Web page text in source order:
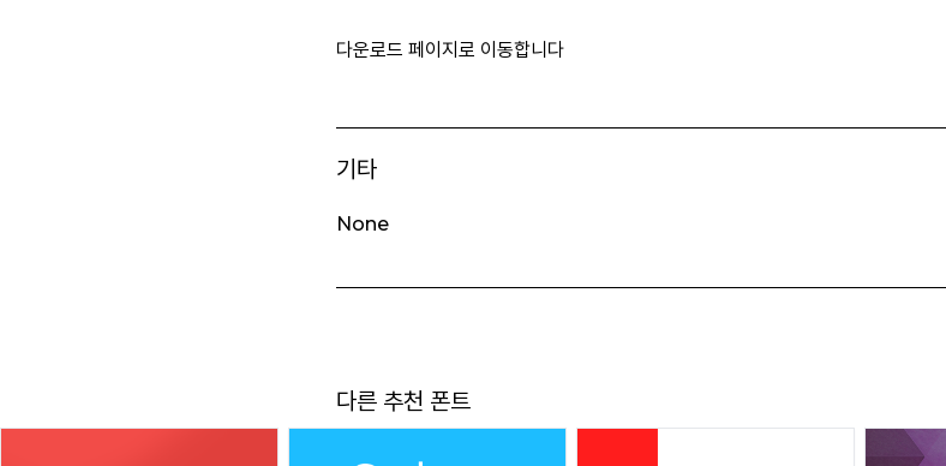
다운로드 페이지로 이동합니다
기타
None
다른 추천 폰트